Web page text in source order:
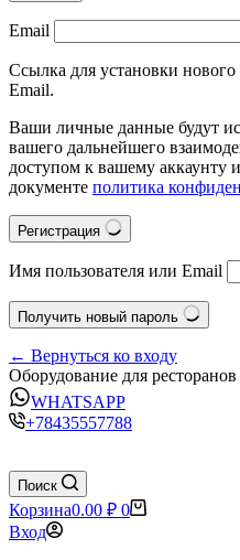
Email
Ссылка для установки
Email.
Ваши личные данные будут
вашего дальнейшего
доступом к вашему аккаунту
документе политика
Регистрация
Имя пользователя или Email
Получить новый пароль
← Вернуться ко входу
Оборудование для ресторанов
WHATSAPP
+78435557788
Поиск
Корзина0.00 ₽ 0
Вход